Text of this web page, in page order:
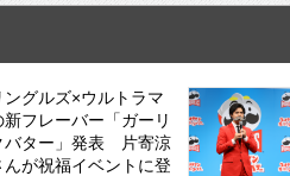
ングルズ×ウルトラマ
新フレーバー「ガーリ
バター」発表 片寄涼
んが祝福イベントに登